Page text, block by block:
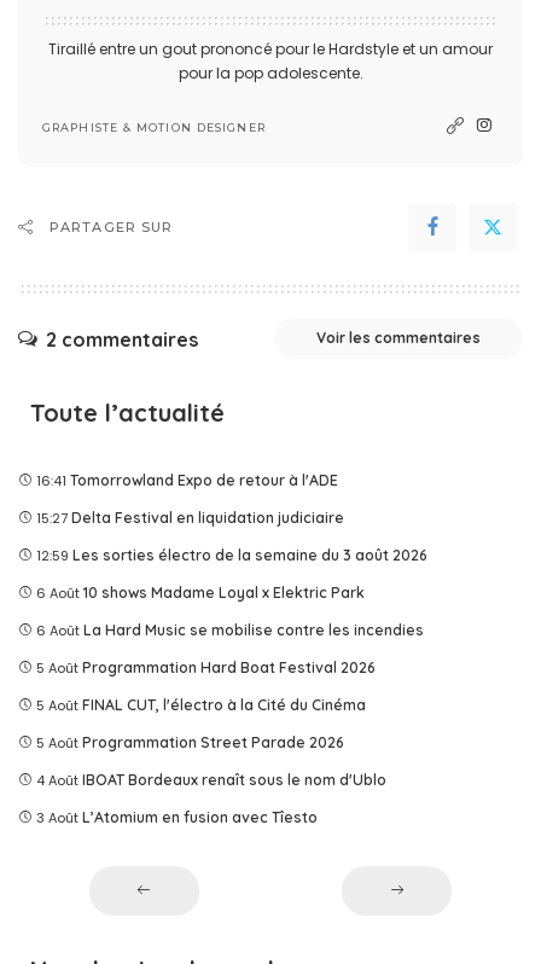
Tiraillé entre un gout prononcé pour le Hardstyle et un amour
pour la pop adolescente.
GRAPHISTE & MOTION DESIGNER
PARTAGER SUR
2 commentaires Voir les commentaires
Toute l’actualité
16:41 Tomorrowland Expo de retour à l'ADE
15:27 Delta Festival en liquidation judiciaire
12:59 Les sorties électro de la semaine du 3 août 2026
6 Août 10 shows Madame Loyal x Elektric Park
6 Août La Hard Music se mobilise contre les incendies
5 Août Programmation Hard Boat Festival 2026
5 Août FINAL CUT, l'électro à la Cité du Cinéma
5 Août Programmation Street Parade 2026
4 Août IBOAT Bordeaux renaît sous le nom d'Ublo
3 Août L’Atomium en fusion avec Tîesto